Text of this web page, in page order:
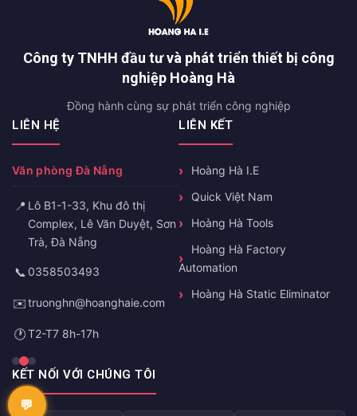
Công ty TNHH đầu tư và phát triển thiết bị công
nghiệp Hoàng Hà
Đồng hành cùng sự phát triển công nghiệp
LIÊN HỆ
Văn phòng Đà Nẵng
📍 Lô B1-1-33, Khu đô thị
Complex, Lê Văn Duyệt, Sơn
Trà, Đà Nẵng
📞 0358503493
✉️truonghn@hoanghaie.com
🕐T2-T7 8h-17h
LIÊN KẾT
Hoàng Hà I.E
Quick Việt Nam
Hoàng Hà Tools
Hoàng Hà Factory
Automation
Hoàng Hà Static Eliminator
KẾT NỐI VỚI CHÚNG TÔI